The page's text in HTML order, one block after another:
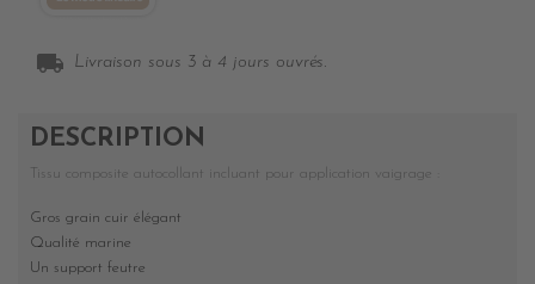
local_shipping Livraison sous 3 à 4 jours ouvrés.
DESCRIPTION
Tissu composite autocollant incluant pour application vaigrage :
Gros grain cuir élégant
Qualité marine
Un support feutre